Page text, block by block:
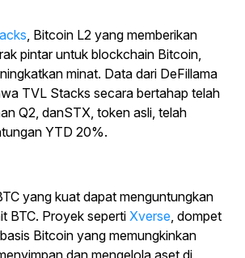
, Bitcoin L2 yang memberikan
pintar untuk blockchain Bitcoin,
minat. Data dari DeFillama
TVL Stacks secara bertahap telah
Q2, danSTX, token asli, telah
YTD 20%.
yang kuat dapat menguntungkan
BTC. Proyek seperti Xverse, dompet
Bitcoin yang memungkinkan